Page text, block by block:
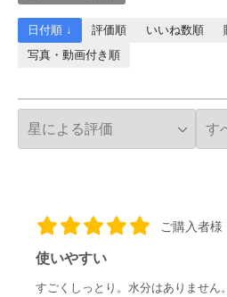
日付順 ↓ 評価順 いいね数順
写真・動画付き順
ご購入者様
使いやすい
すごくしっとり。水分はありません